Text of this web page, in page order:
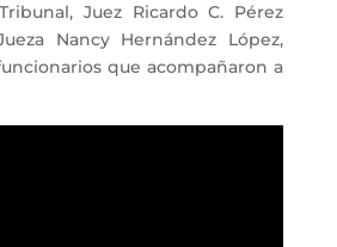
Juez Ricardo C. Pérez
Nancy Hernández López,
que acompañaron a